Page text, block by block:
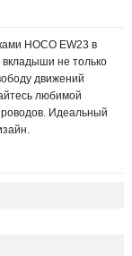
HOCO EW23 в
не только
движений
любимой
Идеальный